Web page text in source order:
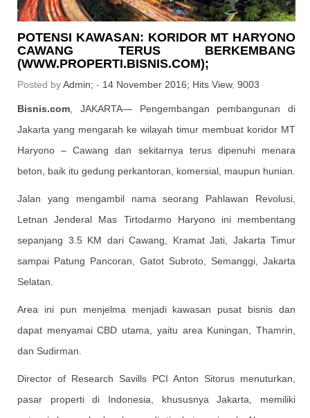
POTENSI KAWASAN: KORIDOR MT HARYONO
CAWANG TERUS BERKEMBANG
(WWW.PROPERTI.BISNIS.COM);
Posted byAdmin; - 14 November 2016; Hits View, 9003
Bisnis.com , JAKARTA— Pengembangan pembangunan di
Jakarta yang mengarah ke wilayah timur membuat koridor MT
Haryono – Cawang dan sekitarnya terus dipenuhi menara
beton, baik itu gedung perkantoran, komersial, maupun hunian.
Jalan yang mengambil nama seorang Pahlawan Revolusi,
Letnan Jenderal Mas Tirtodarmo Haryono ini membentang
sepanjang 3.5 KM dari Cawang, Kramat Jati, Jakarta Timur
sampai Patung Pancoran, Gatot Subroto, Semanggi, Jakarta
Selatan.
Area ini pun menjelma menjadi kawasan pusat bisnis dan
dapat menyamai CBD utama, yaitu area Kuningan, Thamrin,
dan Sudirman.
Director of Research Savills PCI Anton Sitorus menuturkan,
pasar properti di Indonesia, khususnya Jakarta, memiliki